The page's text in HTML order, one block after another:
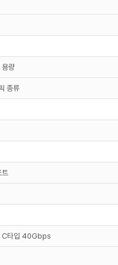
량
종류
C타입 40Gbps